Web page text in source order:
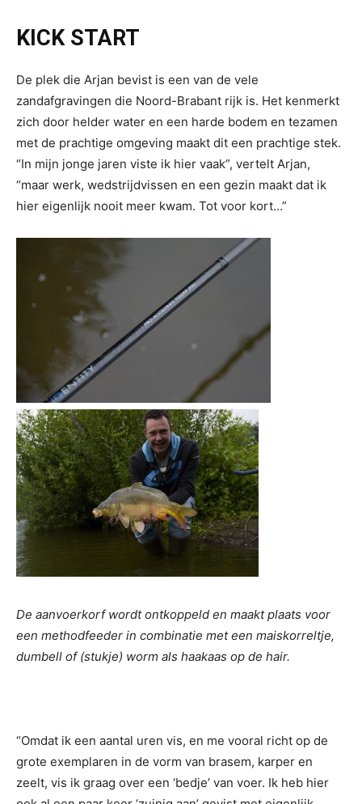
KICK START
De plek die Arjan bevist is een van de vele
zandafgravingen die Noord-Brabant rijk is. Het kenmerkt
zich door helder water en een harde bodem en tezamen
met de prachtige omgeving maakt dit een prachtige stek.
“In mijn jonge jaren viste ik hier vaak”, vertelt Arjan,
“maar werk, wedstrijdvissen en een gezin maakt dat ik
hier eigenlijk nooit meer kwam. Tot voor kort…”
De aanvoerkorf wordt ontkoppeld en maakt plaats voor
een methodfeeder in combinatie met een maiskorreltje,
dumbell of (stukje) worm als haakaas op de hair.
“Omdat ik een aantal uren vis, en me vooral richt op de
grote exemplaren in de vorm van brasem, karper en
zeelt, vis ik graag over een ‘bedje’ van voer. Ik heb hier